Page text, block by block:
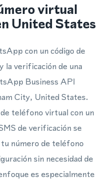
virtual
United States
con un código de
verificación de una
Business API
City, United States.
teléfono virtual con un
de verificación se
número de teléfono
sin necesidad de
es especialmente